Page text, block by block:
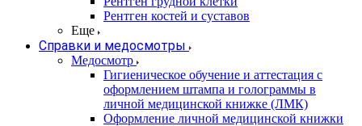
Рентген костей и суставов
Еще
Справки и медосмотры
Медосмотр
Гигиеническое обучение и аттестация с
оформлением штампа и голограммы в
личной медицинской книжке (ЛМК)
Оформление личной медицинской книжки